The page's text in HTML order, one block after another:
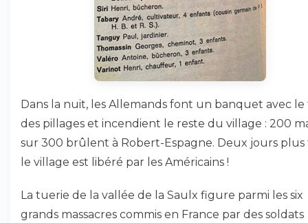
Dans la nuit, les Allemands font un banquet avec
des pillages et incendient le reste du village : 200
sur 300 brûlent à Robert-Espagne. Deux jours plus
le village est libéré par les Américains !
La tuerie de la vallée de la Saulx figure parmi les six
grands massacres commis en France par des soldats